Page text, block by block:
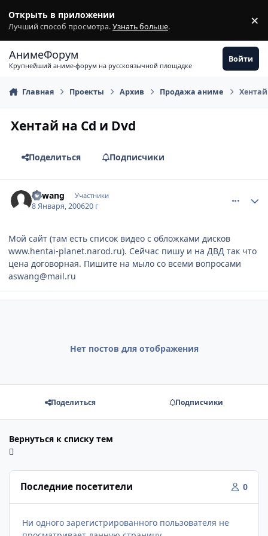
Открыть в приложении
Лучший способ просмотра.Узнать больше. ×
АнимеФорум
Крупнейший аниме-форум на русскоязычной площадке
Войти
Главная Проекты Архив Продажа аниме
Хентай на Cd и Dvd
Поделиться Подписчики
Aswang Участники
8 Января, 200620 г
Мой сайт (там есть список видео с обложками дисков
www.hentai-planet.narod.ru). Сейчас пишу и на ДВД так что
цена договорная. Пишите на мыло со всеми вопросами
aswang@mail.ru
Нет постов для отображения
Поделиться Подписчики
Вернуться к списку тем
Последние посетители 0
Ни одного зарегистрированного пользователя не